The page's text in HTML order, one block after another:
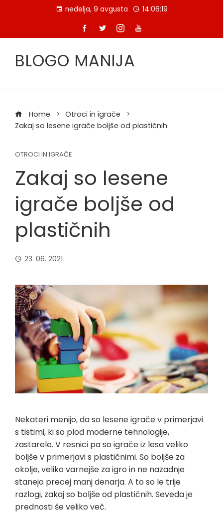
nedelja, 9 avgusta 14:06:19
BLOGO MANIJA
Home
Otroci in igrače
Zakaj so lesene igrače boljše od plastičnih
OTROCI IN IGRAČE
Zakaj so lesene
igrače boljše od
plastičnih
23. 06. 2021
Nekateri menijo, da so lesene igrače v primerjavi
s tistimi, ki so plod moderne tehnologije,
zastarele. V resnici pa so igrače iz lesa veliko
boljše v primerjavi s plastičnimi. So boljše za
okolje, veliko varnejše za igro in ne nazadnje
stanejo precej manj denarja. A to so le trije
razlogi, zakaj so boljše od plastičnih. Seveda je
prednosti še veliko več.